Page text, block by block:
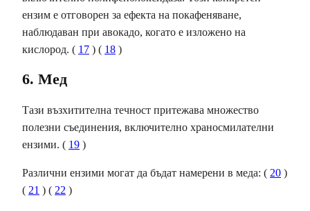
ензим е отговорен за ефекта на покафеняване,
наблюдаван при авокадо, когато е изложено на
кислород. ( 17 ) ( 18 )
6. Мед
Тази възхитителна течност притежава множество
полезни съединения, включително храносмилателни
ензими. ( 19 )
Различни ензими могат да бъдат намерени в меда: ( 20 )
( 21 ) ( 22 )